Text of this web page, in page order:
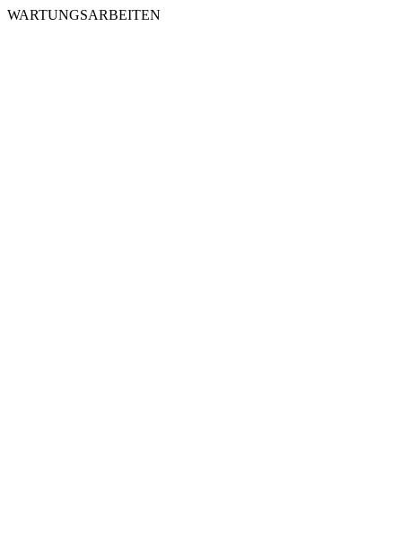
WARTUNGSARBEITEN